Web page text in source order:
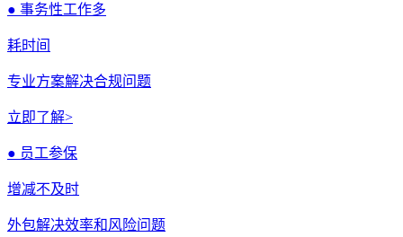
● 事务性工作多
耗时间
专业方案解决合规问题
立即了解>
● 员工参保
增减不及时
外包解决效率和风险问题